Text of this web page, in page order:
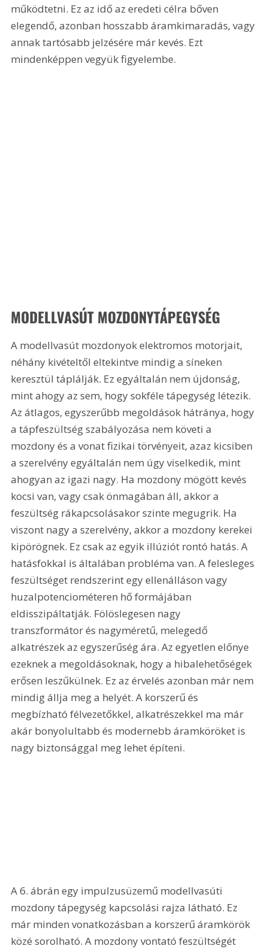
működtetni. Ez az idő az eredeti célra bőven
elegendő, azonban hosszabb áramkimaradás, vagy
annak tartósabb jelzésére már kevés. Ezt
mindenképpen vegyük figyelembe.
MODELLVASÚT MOZDONYTÁPEGYSÉG
A modellvasút mozdonyok elektromos motorjait,
néhány kivételtől eltekintve mindig a síneken
keresztül táplálják. Ez egyáltalán nem újdonság,
mint ahogy az sem, hogy sokféle tápegység létezik.
Az átlagos, egyszerűbb megoldások hátránya, hogy
a tápfeszültség szabályozása nem követi a
mozdony és a vonat fizikai törvényeit, azaz kicsiben
a szerelvény egyáltalán nem úgy viselkedik, mint
ahogyan az igazi nagy. Ha mozdony mögött kevés
kocsi van, vagy csak önmagában áll, akkor a
feszültség rákapcsolásakor szinte megugrik. Ha
viszont nagy a szerelvény, akkor a mozdony kerekei
kipörögnek. Ez csak az egyik illúziót rontó hatás. A
hatásfokkal is általában probléma van. A felesleges
feszültséget rendszerint egy ellenálláson vagy
huzalpotenciométeren hő formájában
eldisszipáltatják. Fölöslegesen nagy
transzformátor és nagyméretű, melegedő
alkatrészek az egyszerűség ára. Az egyetlen előnye
ezeknek a megoldásoknak, hogy a hibalehetőségek
erősen leszűkülnek. Ez az érvelés azonban már nem
mindig állja meg a helyét. A korszerű és
megbízható félvezetőkkel, alkatrészekkel ma már
akár bonyolultabb és modernebb áramköröket is
nagy biztonsággal meg lehet építeni.
A 6. ábrán egy impulzusüzemű modellvasúti
mozdony tápegység kapcsolási rajza látható. Ez
már minden vonatkozásban a korszerű áramkörök
közé sorolható. A mozdony vontató feszültségét